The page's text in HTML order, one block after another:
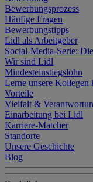
Bewerbungsprozess
Häufige Fragen
Bewerbungstipps
Lidl als Arbeitgeber
Social-Media-Serie:
Wir sind Lidl
Mindesteinstiegslohn
Lerne unsere Kollegen
Vorteile
Vielfalt &
Einarbeitung bei Lidl
Karriere-Matcher
Standorte
Unsere Geschichte
Blog
Werbung
speziell zur
weiter unten
generell zu
das
„Anpassen“/
Utiq-Technologie
dieser Einwilligung
Weitere
den
Durch einen Klick
Einsatz